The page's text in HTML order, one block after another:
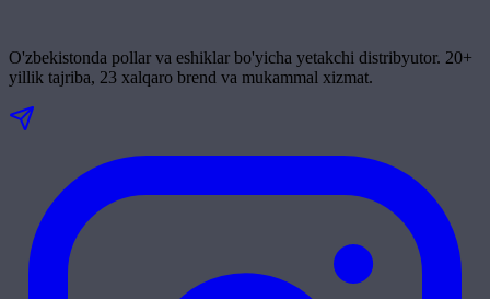
O'zbekistonda pollar va eshiklar bo'yicha yetakchi distribyutor. 20+
yillik tajriba, 23 xalqaro brend va mukammal xizmat.